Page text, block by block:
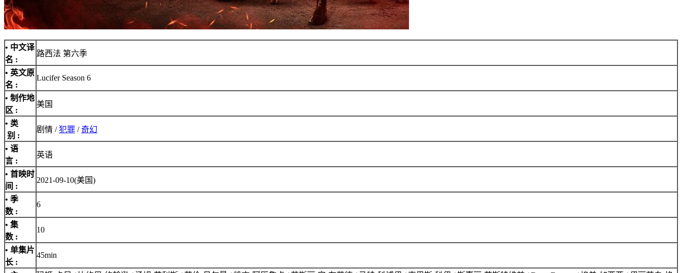
• 中文译
名 :
路西法 第六季
• 英文原
名 :
Lucifer Season 6
• 制作地
区 :
美国
• 类
别 :
剧情 /犯罪 /奇幻
• 语
言 :
英语
• 首映时
间 :
2021-09-10(美国)
• 季
数 :
6
• 集
数 :
10
• 单集片
长 :
45min